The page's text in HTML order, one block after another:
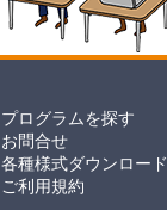
プログラムを探す
お問合せ
各種様式ダウンロード
ご利用規約